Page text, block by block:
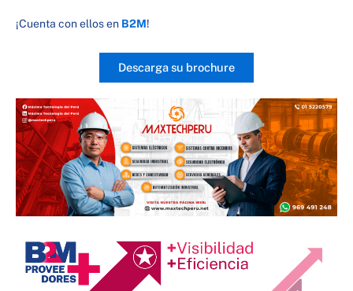
¡Cuenta con ellos en B2M!
Descarga su brochure